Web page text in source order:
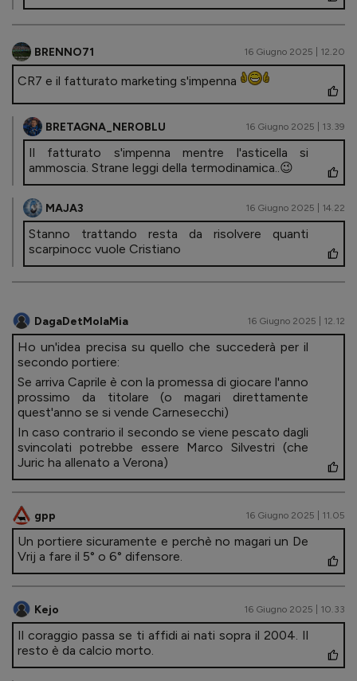
BRENNO71 16 Giugno 2025 | 12.20
CR7 e il fatturato marketing s'impenna
BRETAGNA_NEROBLU 16 Giugno 2025 | 13.39
Il fatturato s'impenna mentre l'asticella si
ammoscia. Strane leggi della termodinamica..😉
MAJA3 16 Giugno 2025 | 14.22
Stanno trattando resta da risolvere quanti
scarpinocc vuole Cristiano
DagaDetMolaMia 16 Giugno 2025 | 12.12
Ho un'idea precisa su quello che succederà per il
secondo portiere:
Se arriva Caprile è con la promessa di giocare l'anno
prossimo da titolare (o magari direttamente
quest'anno se si vende Carnesecchi)
In caso contrario il secondo se viene pescato dagli
svincolati potrebbe essere Marco Silvestri (che
Juric ha allenato a Verona)
gpp 16 Giugno 2025 | 11.05
Un portiere sicuramente e perchè no magari un De
Vrij a fare il 5° o 6° difensore.
Kejo 16 Giugno 2025 | 10.33
Il coraggio passa se ti affidi ai nati sopra il 2004. Il
resto è da calcio morto.